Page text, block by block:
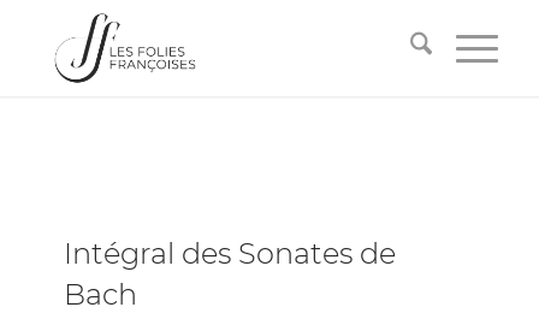
Intégral des Sonates de
Bach